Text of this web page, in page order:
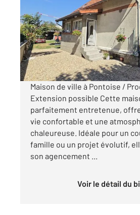
Ref : 676634
Maison à vendre
290 000 €
Visiter le site dédié
Maison de ville à Pontoise /
Extension possible Cette
parfaitement entretenue,
vie confortable et une
chaleureuse. Idéale pour un
famille ou un projet évolutif,
son agencement ...
Voir le détail du